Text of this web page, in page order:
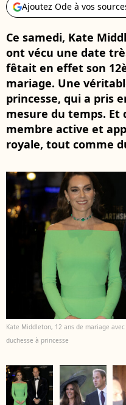
Ajoutez Ode à vos
Ce samedi, Kate
ont vécu une date
fêtait en effet son
mariage. Une
princesse, qui a pris
mesure du temps. Et
membre active et
royale, tout comme
Kate Middleton, 12 ans de mariage
duchesse à princesse